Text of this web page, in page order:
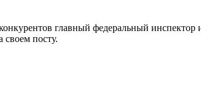
главный федеральный
посту.